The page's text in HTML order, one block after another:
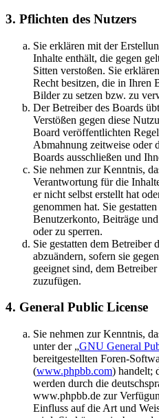
3. Pflichten des Nutzers
Sie erklären mit der
Inhalte enthält, die gegen
Sitten verstoßen. Sie
Recht besitzen, die in Ihren
Bilder zu setzen bzw. zu
Der Betreiber des Boards
Verstößen gegen diese
Board veröffentlichten
Abmahnung zeitweise oder
Boards ausschließen und
Sie nehmen zur Kenntnis,
Verantwortung für die
er nicht selbst erstellt hat
genommen hat. Sie
Benutzerkonto, Beiträge
oder zu sperren.
Sie gestatten dem Betreiber
abzuändern, sofern sie
geeignet sind, dem
zuzufügen.
4. General Public License
Sie nehmen zur Kenntnis,
unter der „GNU General
bereitgestellten Foren-
(www.phpbb.com) handelt;
werden durch die
www.phpbb.de zur
Einfluss auf die Art und